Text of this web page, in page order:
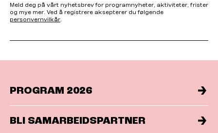
Meld deg på vårt nyhetsbrev for programnyheter, aktiviteter, frister
og mye mer. Ved å registrere aksepterer du følgende
personvernvilkår.
PROGRAM 2026
BLI SAMARBEIDSPARTNER